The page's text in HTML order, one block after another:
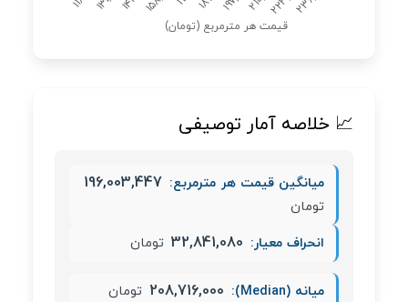
📈 خلاصه آمار توصیفی
میانگین قیمت هر مترمربع: 196,003,447
تومان
انحراف معیار: 32,841,080 تومان
میانه (Median): 208,716,000 تومان